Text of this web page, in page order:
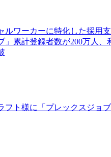
ルワーカーに特化した採用
」累計登録者数が200万人、
フト様に「プレックスジョ